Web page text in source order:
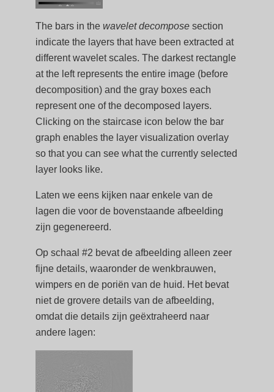
The bars in thewavelet decompose section
indicate the layers that have been extracted at
different wavelet scales. The darkest rectangle
at the left represents the entire image (before
decomposition) and the gray boxes each
represent one of the decomposed layers.
Clicking on the staircase icon below the bar
graph enables the layer visualization overlay
so that you can see what the currently selected
layer looks like.
Laten we eens kijken naar enkele van de
lagen die voor de bovenstaande afbeelding
zijn gegenereerd.
Op schaal #2 bevat de afbeelding alleen zeer
fijne details, waaronder de wenkbrauwen,
wimpers en de poriën van de huid. Het bevat
niet de grovere details van de afbeelding,
omdat die details zijn geëxtraheerd naar
andere lagen: